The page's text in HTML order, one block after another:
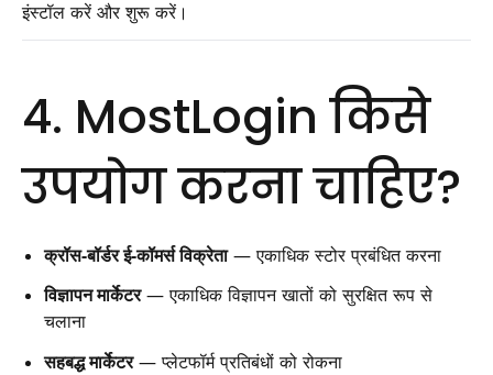
इंस्टॉल करें और शुरू करें।
4. MostLogin किसे
उपयोग करना चाहिए?
क्रॉस-बॉर्डर ई-कॉमर्स विक्रेता— एकाधिक स्टोर प्रबंधित करना
विज्ञापन मार्केटर— एकाधिक विज्ञापन खातों को सुरक्षित रूप से
चलाना
सहबद्ध मार्केटर— प्लेटफॉर्म प्रतिबंधों को रोकना